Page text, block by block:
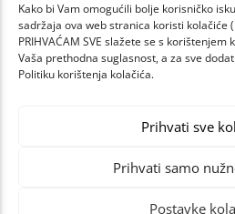
Kako bi Vam omogućili bolje korisničko
sadržaja ova web stranica koristi kolačiće
PRIHVAĆAM SVE slažete se s
Vaša prethodna suglasnost, a za sve
Politiku korištenja kolačića.
Prihvati sve
Prihvati samo
Postavke